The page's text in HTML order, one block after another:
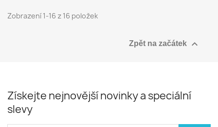
Zobrazení 1-16 z 16 položek
Zpět na začátek 
Získejte nejnovější novinky a speciální
slevy